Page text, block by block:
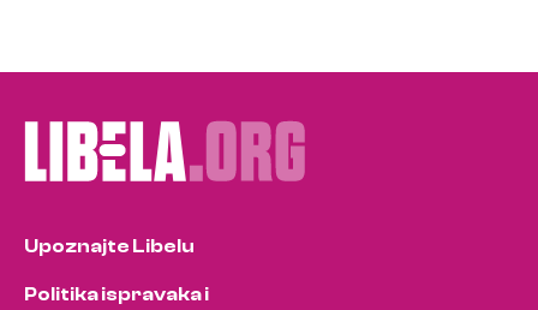
Upoznajte Libelu
Politika ispravaka i